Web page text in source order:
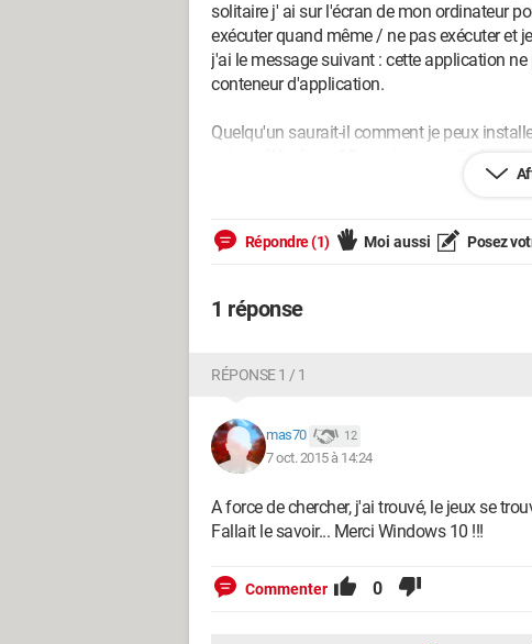
solitaire j' ai sur l'écran de mon ordinateur
exécuter quand même / ne pas exécuter et
j'ai le message suivant : cette application
conteneur d'application.
Quelqu'un saurait-il comment je peux
suis en Windows 10, version gratuite à partir
Répondre (1) Moi aussi Posez
1 réponse
RÉPONSE 1 / 1
mas70 12
7 oct. 2015 à 14:24
A force de chercher, j'ai trouvé, le jeux se
Fallait le savoir... Merci Windows 10 !!!
Commenter 0